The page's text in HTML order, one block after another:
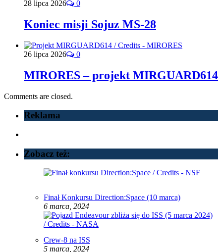
28 lipca 2026 0
Koniec misji Sojuz MS-28
26 lipca 2026 0
MIRORES – projekt MIRGUARD614
Comments are closed.
Reklama
Zobacz też:
Finał Konkursu Direction:Space (10 marca)
6 marca, 2024
Crew-8 na ISS
5 marca, 2024